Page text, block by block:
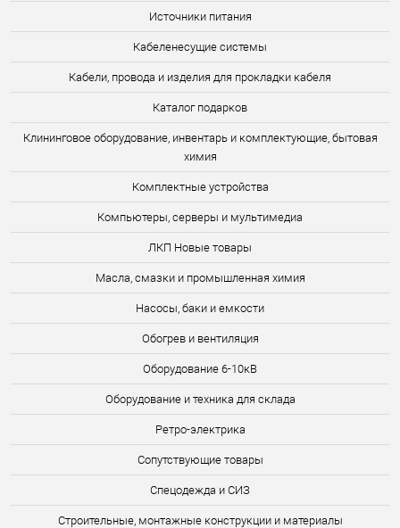
Источники питания
Кабеленесущие системы
Кабели, провода и изделия для прокладки кабеля
Каталог подарков
Клининговое оборудование, инвентарь и комплектующие, бытовая
химия
Комплектные устройства
Компьютеры, серверы и мультимедиа
ЛКП Новые товары
Масла, смазки и промышленная химия
Насосы, баки и емкости
Обогрев и вентиляция
Оборудование 6-10кВ
Оборудование и техника для склада
Ретро-электрика
Сопутствующие товары
Спецодежда и СИЗ
Строительные, монтажные конструкции и материалы